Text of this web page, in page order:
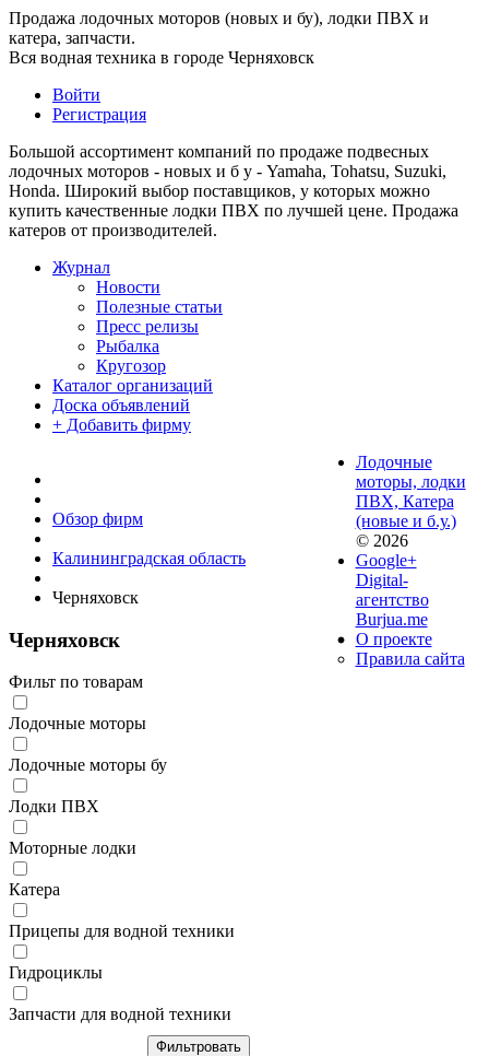
Продажа лодочных моторов (новых и бу), лодки ПВХ и
катера, запчасти.
Вся водная техника в городе Черняховск
Войти
Регистрация
Большой ассортимент компаний по продаже подвесных
лодочных моторов - новых и б у - Yamaha, Tohatsu, Suzuki,
Honda. Широкий выбор поставщиков, у которых можно
купить качественные лодки ПВХ по лучшей цене. Продажа
катеров от производителей.
Журнал
Новости
Полезные статьи
Пресс релизы
Рыбалка
Кругозор
Каталог организаций
Доска объявлений
+ Добавить фирму
Обзор фирм
Калининградская область
Черняховск
Черняховск
Фильт по товарам
Лодочные моторы
Лодочные моторы бу
Лодки ПВХ
Моторные лодки
Катера
Прицепы для водной техники
Гидроциклы
Запчасти для водной техники
Лодочные
моторы, лодки
ПВХ, Катера
(новые и б.у.)
© 2026
Google+
Digital-
агентство
Burjua.me
О проекте
Правила сайта